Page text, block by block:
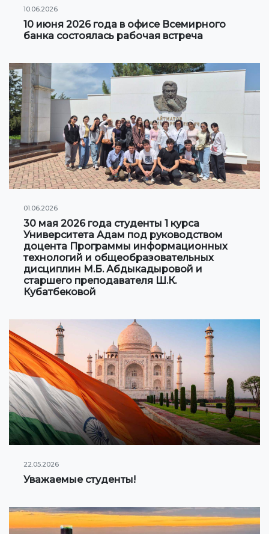
Клуб по интересам
Информация по грантам и стипендиям
НОВОСТИ
КОНТАКТНАЯ ИНФОРМАЦИЯ
АРХИВ
10.06.2026
10 июня 2026 года в офисе Всемирного
банка состоялась рабочая встреча
01.06.2026
30 мая 2026 года студенты 1 курса
Университета Адам под руководством
доцента Программы информационных
технологий и общеобразовательных
дисциплин М.Б. Абдыкадыровой и
старшего преподавателя Ш.К.
Кубатбековой
22.05.2026
Уважаемые студенты!